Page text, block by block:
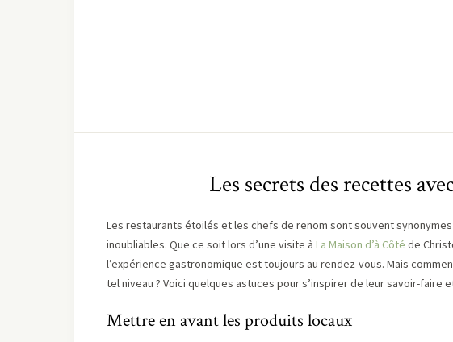
Les secrets des recettes
Les restaurants étoilés et les chefs de renom sont souvent
inoubliables. Que ce soit lors d’une visite à La Maison d’à Côté de
l’expérience gastronomique est toujours au rendez-vous. Mais
tel niveau ? Voici quelques astuces pour s’inspirer de leur savoir-faire
Mettre en avant les produits locaux